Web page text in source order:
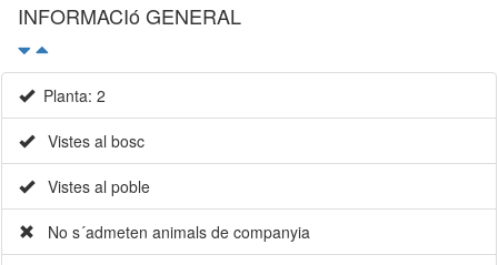
INFORMACIó GENERAL
Planta: 2
Vistes al bosc
Vistes al poble
No s´admeten animals de companyia